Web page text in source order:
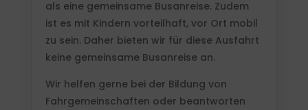
als eine gemeinsame Busanreise. Zudem
ist es mit Kindern vorteilhaft, vor Ort mobil
zu sein. Daher bieten wir für diese Ausfahrt
keine gemeinsame Busanreise an.
Wir helfen gerne bei der Bildung von
Fahrgemeinschaften oder beantworten